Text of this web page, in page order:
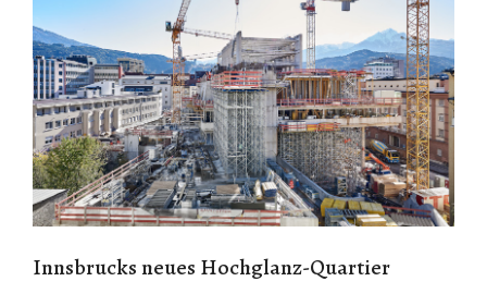
Innsbrucks neues Hochglanz-Quartier